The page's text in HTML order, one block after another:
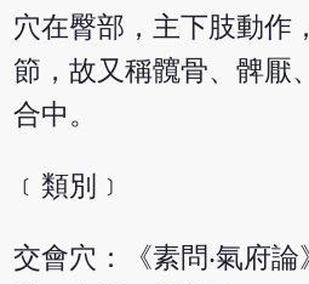
穴在臀部，主下肢動作
節，故又稱髖骨、髀厭
合中。
﹝類別﹞
交會穴：《素問‧氣府